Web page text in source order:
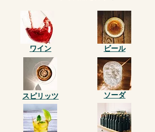
ワイン
スピリッツ
ビール
ソーダ